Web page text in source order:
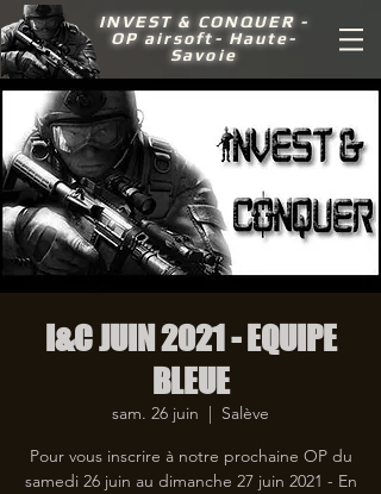
INVEST & CONQUER -
OP airsoft- Haute-
Savoie
I&C JUIN 2021 - EQUIPE
BLEUE
sam. 26 juin
  |
Salève
Pour vous inscrire à notre prochaine OP du
samedi 26 juin au dimanche 27 juin 2021 - En